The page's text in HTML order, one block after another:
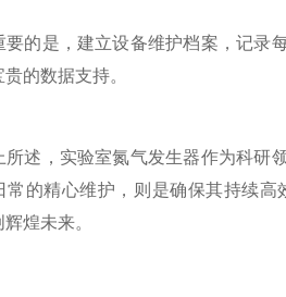
是，建立设备维护档案，记录每
的数据支持。
，实验室氮气发生器作为科研领
常的精心维护，则是确保其持续
煌未来。